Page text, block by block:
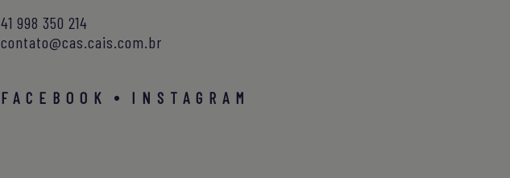
41 998 350 214
contato@cas.cais.com.br
FACEBOOK INSTAGRAM